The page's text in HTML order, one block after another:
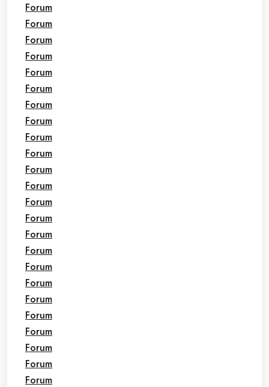
Forum
Forum
Forum
Forum
Forum
Forum
Forum
Forum
Forum
Forum
Forum
Forum
Forum
Forum
Forum
Forum
Forum
Forum
Forum
Forum
Forum
Forum
Forum
Forum